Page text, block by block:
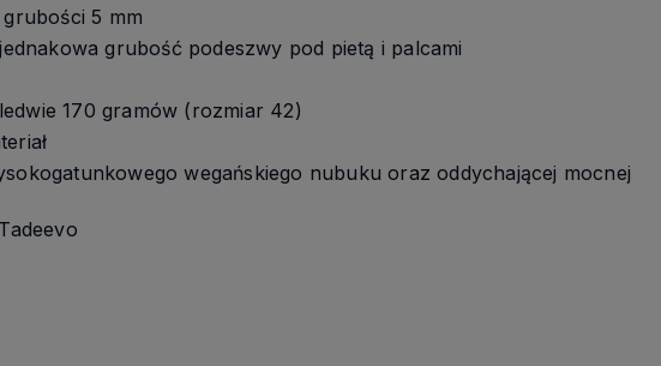
5 mm
grubość podeszwy pod pietą i palcami
170 gramów (rozmiar 42)
wegańskiego nubuku oraz oddychającej mocnej